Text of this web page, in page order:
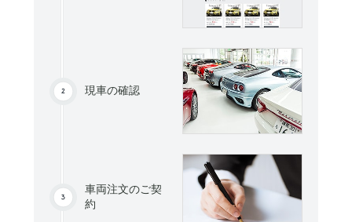
現車の確認
車両注文のご契
約